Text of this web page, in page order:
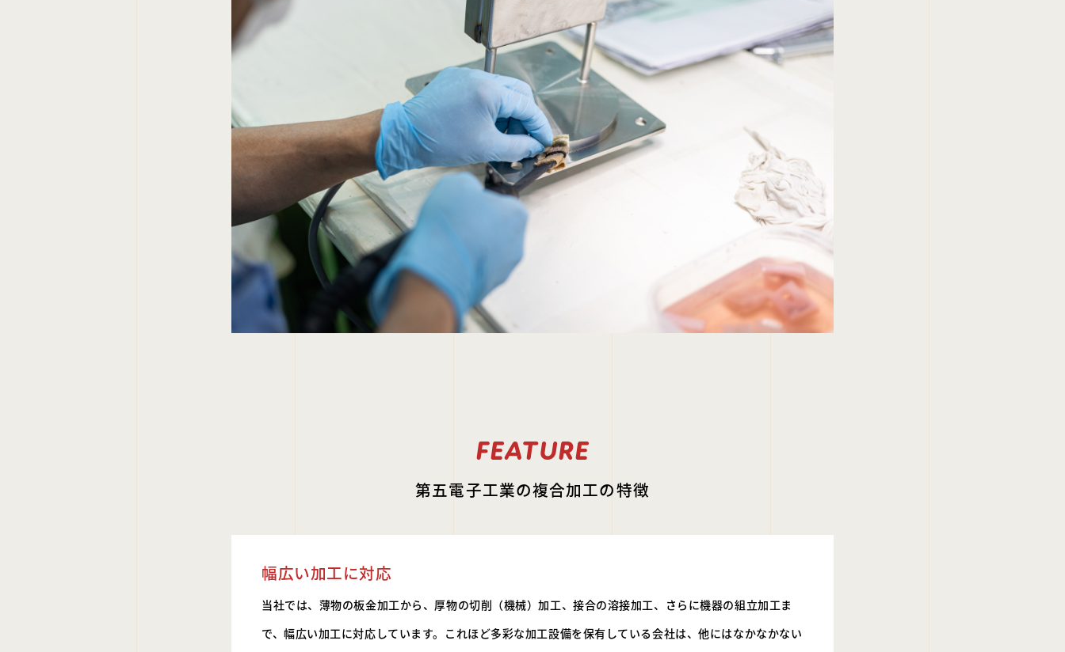
FEATURE
第五電子工業の複合加工の特徴
幅広い加工に対応
当社では、薄物の板金加工から、厚物の切削（機械）加工、接合の溶接加工、さらに機器の組立加工ま
で、幅広い加工に対応しています。これほど多彩な加工設備を保有している会社は、他にはなかなかない